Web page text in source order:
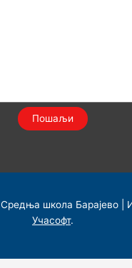
школа Барајево |
Учасофт.